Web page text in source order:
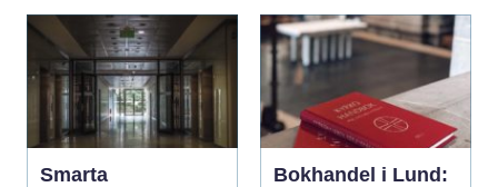
Smarta
Bokhandel i Lund: